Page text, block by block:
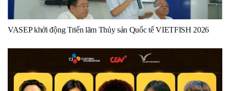
VASEP khởi động Triển lãm Thủy sản Quốc tế VIETFISH 2026